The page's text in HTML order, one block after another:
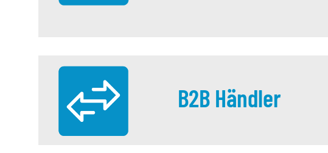
B2B Händler